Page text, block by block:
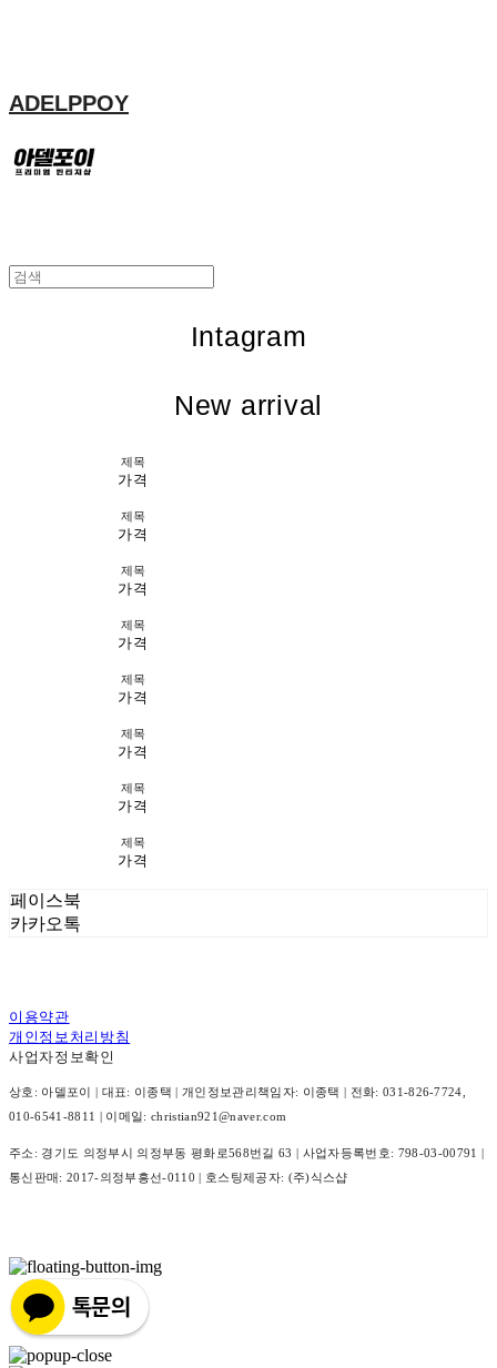
ADELPPOY
Intagram
New arrival
제목
가격
제목
가격
제목
가격
제목
가격
제목
가격
제목
가격
제목
가격
제목
가격
페이스북
카카오톡
이용약관
개인정보처리방침
사업자정보확인
상호: 아델포이 | 대표: 이종택 | 개인정보관리책임자: 이종택 | 전화: 031-826-7724,
010-6541-8811 | 이메일: christian921@naver.com
주소: 경기도 의정부시 의정부동 평화로568번길 63 | 사업자등록번호: 798-03-00791 |
통신판매: 2017-의정부흥선-0110 | 호스팅제공자: (주)식스샵